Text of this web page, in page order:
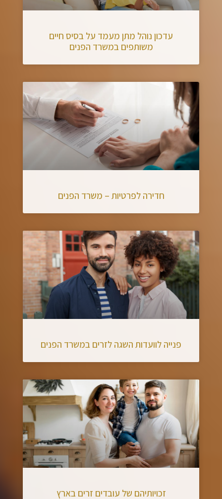
עדכון נוהל מתן מעמד על בסיס חיים
משותפים במשרד הפנים
חדירה לפרטיות – משרד הפנים
פנייה לוועדות השגה לזרים במשרד הפנים
זכויותיהם של עובדים זרים בארץ